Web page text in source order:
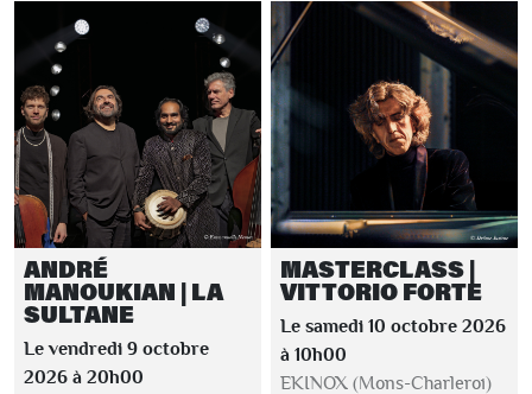
ANDRÉ
MANOUKIAN | LA
SULTANE
Le vendredi 9 octobre
2026 à 20h00
MASTERCLASS |
VITTORIO FORTE
Le samedi 10 octobre 2026
à 10h00
EKINOX (Mons-Charleroi)